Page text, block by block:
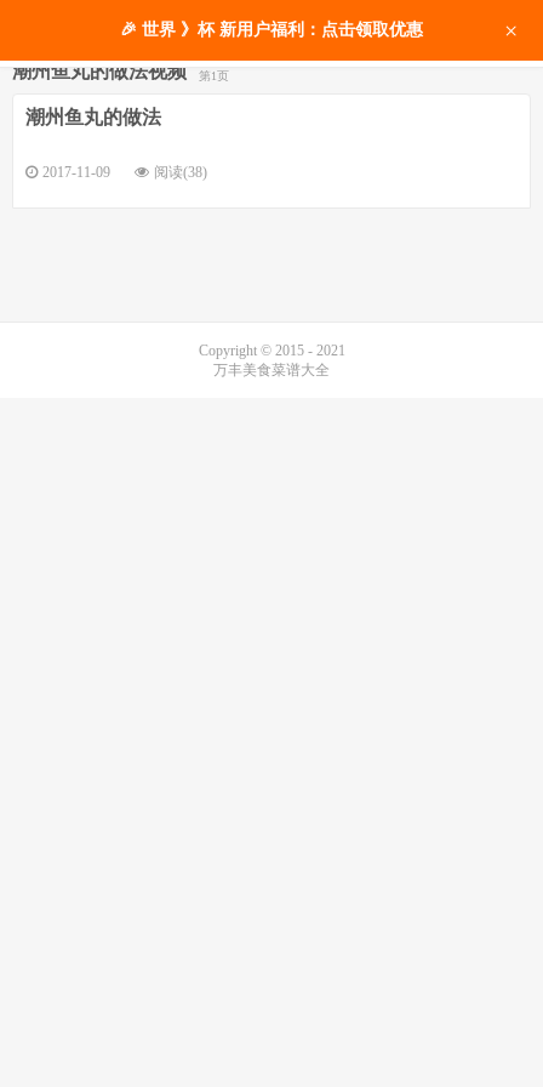
潮州鱼丸的做法视频 第1页
潮州鱼丸的做法
2017-11-09 阅读(38)
Copyright © 2015 - 2021
万丰美食菜谱大全
🎉 世界 》杯 新用户福利：点击领取优惠 ×